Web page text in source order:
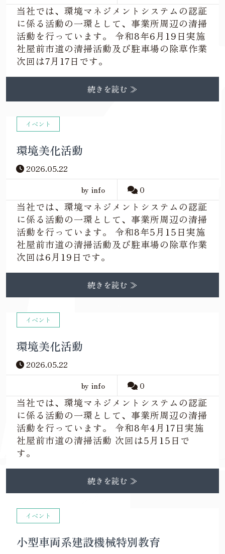
当社では、環境マネジメントシステムの認証
に係る活動の一環として、事業所周辺の清掃
活動を行っています。 令和8年6月19日実施
社屋前市道の清掃活動及び駐車場の除草作業
次回は7月17日です。
続きを読む ≫
イベント
環境美化活動
2026.05.22
by info
0
当社では、環境マネジメントシステムの認証
に係る活動の一環として、事業所周辺の清掃
活動を行っています。 令和8年5月15日実施
社屋前市道の清掃活動及び駐車場の除草作業
次回は6月19日です。
続きを読む ≫
イベント
環境美化活動
2026.05.22
by info
0
当社では、環境マネジメントシステムの認証
に係る活動の一環として、事業所周辺の清掃
活動を行っています。 令和8年4月17日実施
社屋前市道の清掃活動 次回は5月15日で
す。
続きを読む ≫
イベント
小型車両系建設機械特別教育